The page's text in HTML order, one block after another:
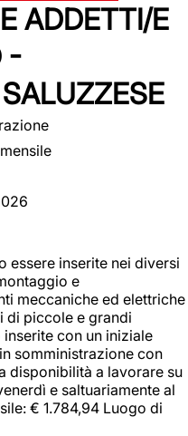
ADDETTI/E
-
essere inserite nei diversi
e
meccaniche ed elettriche
di piccole e grandi
con un iniziale
somministrazione con
disponibilità a lavorare su
e saltuariamente al
€ 1.784,94 Luogo di